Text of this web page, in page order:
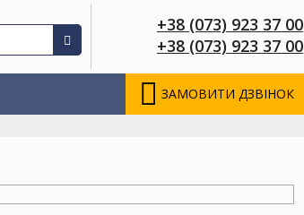
+38 (073) 923 37 00
+38 (073) 923 37 00
ЗАМОВИТИ ДЗВІНОК